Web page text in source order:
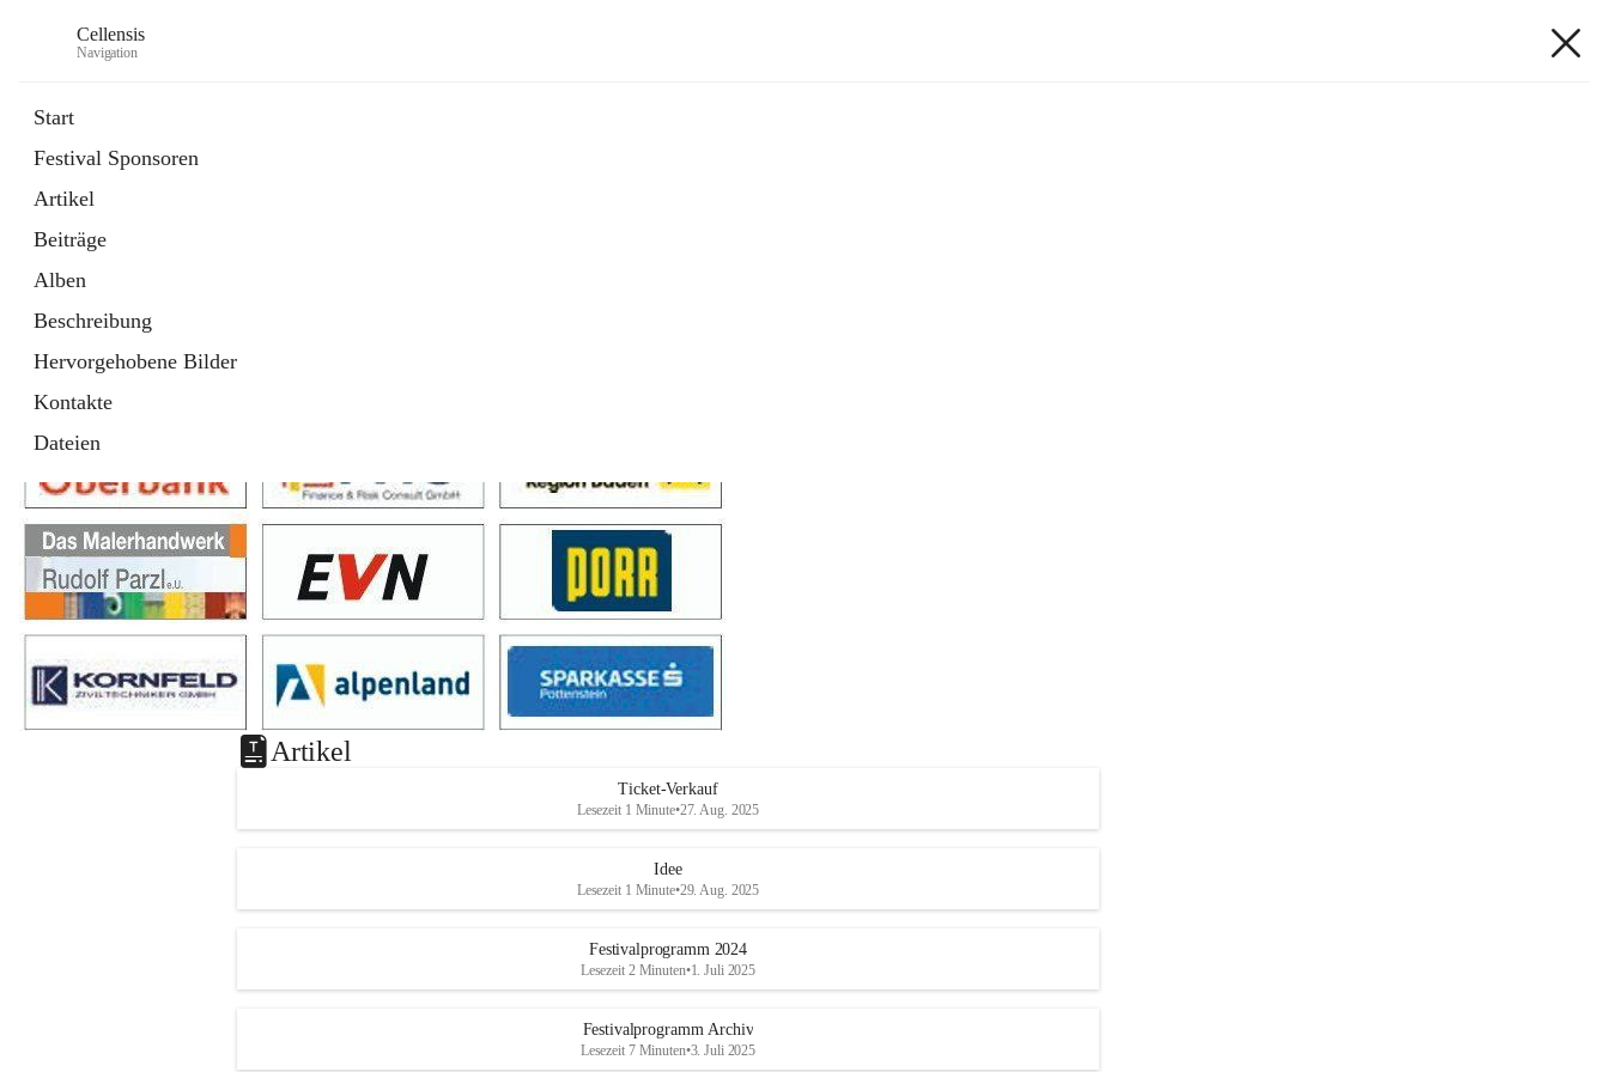
Cellensis
Navigation
Start
Festival Sponsoren
Artikel
Beiträge
Alben
Beschreibung
Hervorgehobene Bilder
Kontakte
Dateien
Festival Sponsoren
Artikel
Ticket-Verkauf
Lesezeit 1 Minute•27. Aug. 2025
Idee
Lesezeit 1 Minute•29. Aug. 2025
Festivalprogramm 2024
Lesezeit 2 Minuten•1. Juli 2025
Festivalprogramm Archiv
Lesezeit 7 Minuten•3. Juli 2025